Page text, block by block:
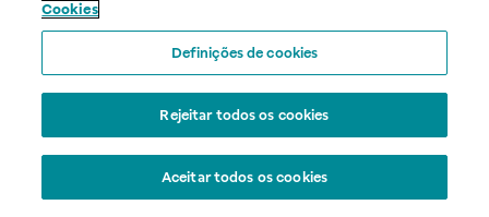
Cookies
Definições de cookies
Rejeitar todos os cookies
Aceitar todos os cookies